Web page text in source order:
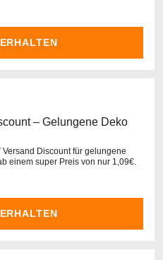
– Gelungene Deko
Discount für gelungene
einem super Preis von nur 1,09€.